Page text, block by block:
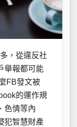
，從違反社
舉報都可能
FB發文被
的運作規
色情等內
犯智慧財產